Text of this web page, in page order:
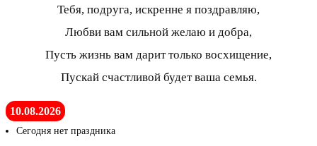
Тебя, подруга, искренне я поздравляю,
Любви вам сильной желаю и добра,
Пусть жизнь вам дарит только восхищение,
Пускай счастливой будет ваша семья.
10.08.2026
Сегодня нет праздника